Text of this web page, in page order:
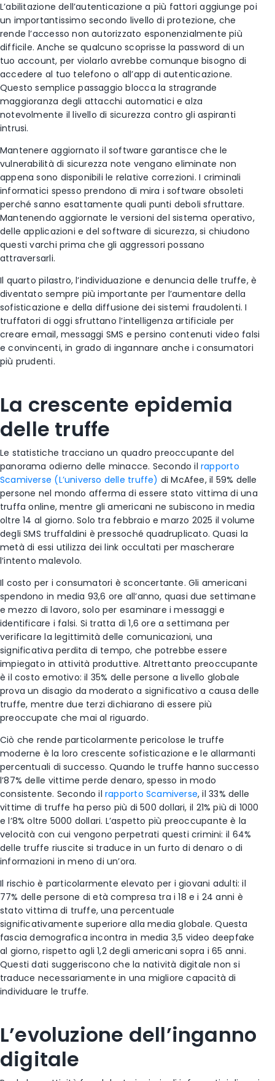
L’abilitazione dell’autenticazione a più fattori aggiunge poi
un importantissimo secondo livello di protezione, che
rende l’accesso non autorizzato esponenzialmente più
difficile. Anche se qualcuno scoprisse la password di un
tuo account, per violarlo avrebbe comunque bisogno di
accedere al tuo telefono o all’app di autenticazione.
Questo semplice passaggio blocca la stragrande
maggioranza degli attacchi automatici e alza
notevolmente il livello di sicurezza contro gli aspiranti
intrusi.
Mantenere aggiornato il software garantisce che le
vulnerabilità di sicurezza note vengano eliminate non
appena sono disponibili le relative correzioni. I criminali
informatici spesso prendono di mira i software obsoleti
perché sanno esattamente quali punti deboli sfruttare.
Mantenendo aggiornate le versioni del sistema operativo,
delle applicazioni e del software di sicurezza, si chiudono
questi varchi prima che gli aggressori possano
attraversarli.
Il quarto pilastro, l’individuazione e denuncia delle truffe, è
diventato sempre più importante per l’aumentare della
sofisticazione e della diffusione dei sistemi fraudolenti. I
truffatori di oggi sfruttano l’intelligenza artificiale per
creare email, messaggi SMS e persino contenuti video falsi
e convincenti, in grado di ingannare anche i consumatori
più prudenti.
La crescente epidemia
delle truffe
Le statistiche tracciano un quadro preoccupante del
panorama odierno delle minacce. Secondo ilrapporto
Scamiverse (L’universo delle truffe) di McAfee, il 59% delle
persone nel mondo afferma di essere stato vittima di una
truffa online, mentre gli americani ne subiscono in media
oltre 14 al giorno. Solo tra febbraio e marzo 2025 il volume
degli SMS truffaldini è pressoché quadruplicato. Quasi la
metà di essi utilizza dei link occultati per mascherare
l’intento malevolo.
Il costo per i consumatori è sconcertante. Gli americani
spendono in media 93,6 ore all’anno, quasi due settimane
e mezzo di lavoro, solo per esaminare i messaggi e
identificare i falsi. Si tratta di 1,6 ore a settimana per
verificare la legittimità delle comunicazioni, una
significativa perdita di tempo, che potrebbe essere
impiegato in attività produttive. Altrettanto preoccupante
è il costo emotivo: il 35% delle persone a livello globale
prova un disagio da moderato a significativo a causa delle
truffe, mentre due terzi dichiarano di essere più
preoccupate che mai al riguardo.
Ciò che rende particolarmente pericolose le truffe
moderne è la loro crescente sofisticazione e le allarmanti
percentuali di successo. Quando le truffe hanno successo
l’87% delle vittime perde denaro, spesso in modo
consistente. Secondo ilrapporto Scamiverse, il 33% delle
vittime di truffe ha perso più di 500 dollari, il 21% più di 1000
e l’8% oltre 5000 dollari. L’aspetto più preoccupante è la
velocità con cui vengono perpetrati questi crimini: il 64%
delle truffe riuscite si traduce in un furto di denaro o di
informazioni in meno di un’ora.
Il rischio è particolarmente elevato per i giovani adulti: il
77% delle persone di età compresa tra i 18 e i 24 anni è
stato vittima di truffe, una percentuale
significativamente superiore alla media globale. Questa
fascia demografica incontra in media 3,5 video deepfake
al giorno, rispetto agli 1,2 degli americani sopra i 65 anni.
Questi dati suggeriscono che la natività digitale non si
traduce necessariamente in una migliore capacità di
individuare le truffe.
L’evoluzione dell’inganno
digitale